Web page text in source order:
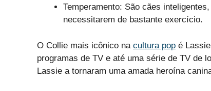
Temperamento: São cães
necessitarem de bastante exercício.
O Collie mais icônico na cultura pop é
programas de TV e até uma série de TV de
Lassie a tornaram uma amada heroína